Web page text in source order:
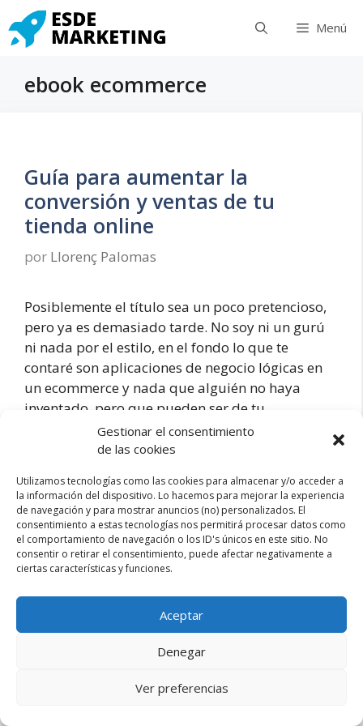
Gestionar el consentimiento
de las cookies
Utilizamos tecnologías como las cookies para almacenar y/o acceder a
la información del dispositivo. Lo hacemos para mejorar la experiencia
de navegación y para mostrar anuncios (no) personalizados. El
consentimiento a estas tecnologías nos permitirá procesar datos como
el comportamiento de navegación o los ID's únicos en este sitio. No
consentir o retirar el consentimiento, puede afectar negativamente a
ciertas características y funciones.
Aceptar
Denegar
Ver preferencias
Saltar
al
contenido
Menú
ebook ecommerce
Guía para aumentar la
conversión y ventas de tu
tienda online
por Llorenç Palomas
Posiblemente el título sea un poco pretencioso,
pero ya es demasiado tarde. No soy ni un gurú
ni nada por el estilo, en el fondo lo que te
contaré son aplicaciones de negocio lógicas en
un ecommerce y nada que alguién no haya
inventado, pero que pueden ser de tu …
Guía
para
aumentar
la
conversión
y
ventas
tu
online
Categorías
E-commerce
12 comentarios
Aviso legal – Privacidad